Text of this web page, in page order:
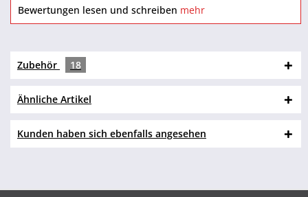
Bewertungen lesen und schreiben mehr
Zubehör 18
Ähnliche Artikel
Kunden haben sich ebenfalls angesehen